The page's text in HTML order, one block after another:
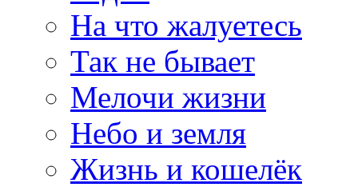
На что жалуетесь
Так не бывает
Мелочи жизни
Небо и земля
Жизнь и кошелёк